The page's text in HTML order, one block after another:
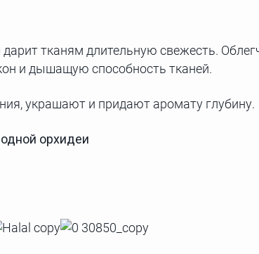
тканям длительную свежесть.
и дышащую способность тканей.
украшают и придают аромату глубину.
орхидеи